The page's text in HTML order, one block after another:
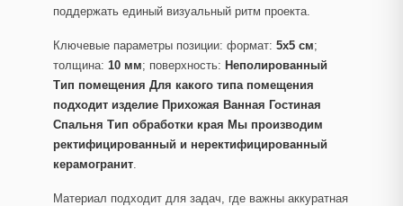
поддержать единый визуальный ритм проекта.
Ключевые параметры позиции: формат: 5x5 см;
толщина: 10 мм; поверхность: Неполированный
Тип помещения Для какого типа помещения
подходит изделие Прихожая Ванная Гостиная
Спальня Тип обработки края Мы производим
ректифицированный и неректифицированный
керамогранит.
Материал подходит для задач, где важны аккуратная